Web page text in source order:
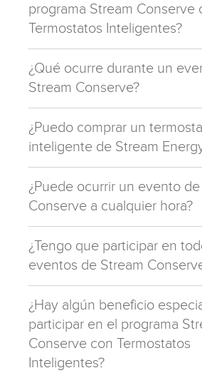
programa Stream Conserve
Termostatos Inteligentes?
¿Qué ocurre durante un
Stream Conserve?
¿Puedo comprar un
inteligente de Stream
¿Puede ocurrir un evento
Conserve a cualquier hora?
¿Tengo que participar en
eventos de Stream
¿Hay algún beneficio
participar en el programa
Conserve con Termostatos
Inteligentes?